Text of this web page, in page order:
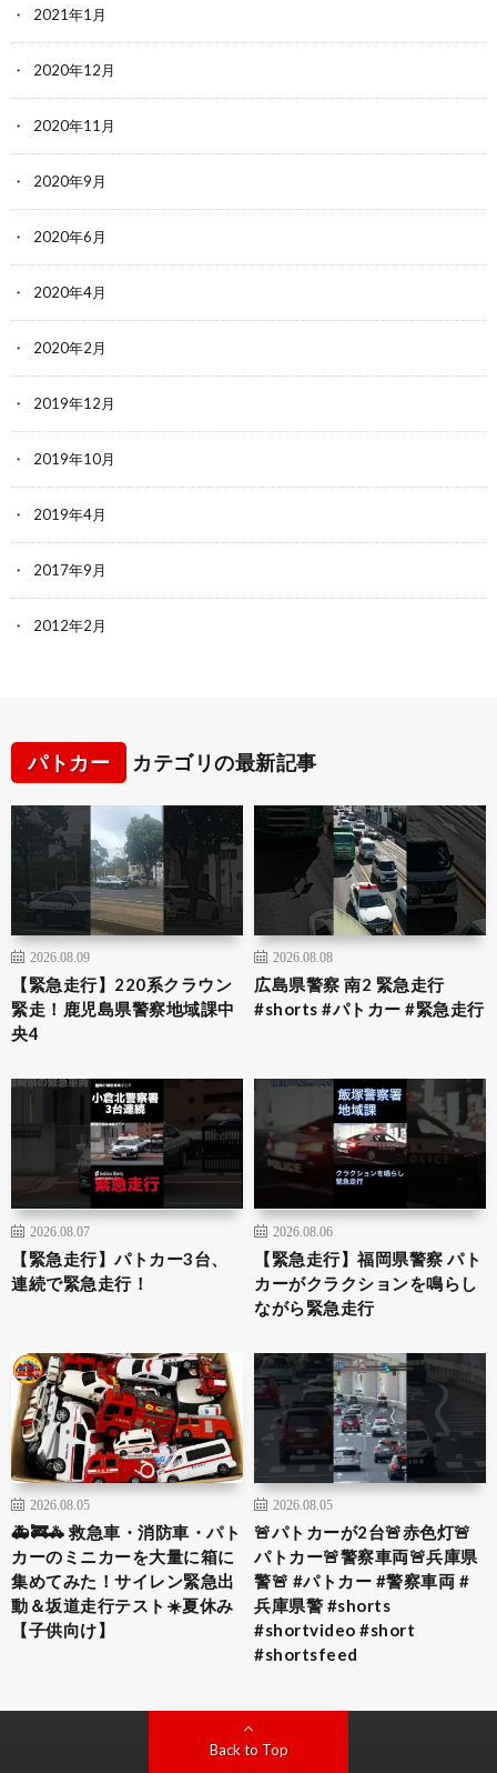
2021年1月
2020年12月
2020年11月
2020年9月
2020年6月
2020年4月
2020年2月
2019年12月
2019年10月
2019年4月
2017年9月
2012年2月
パトカー カテゴリの最新記事
2026.08.09
【緊急走行】220系クラウン
緊走！鹿児島県警察地域課中
央4
2026.08.08
広島県警察 南2 緊急走行
#shorts #パトカー #緊急走行
2026.08.07
【緊急走行】パトカー3台、
連続で緊急走行！
2026.08.06
【緊急走行】福岡県警察 パト
カーがクラクションを鳴らし
ながら緊急走行
2026.08.05
🚑🚒🚓 救急車・消防車・パト
カーのミニカーを大量に箱に
集めてみた！サイレン緊急出
動＆坂道走行テスト☀️夏休み
【子供向け】
2026.08.05
🚨パトカーが2台🚨赤色灯🚨
パトカー🚨警察車両🚨兵庫県
警🚨 #パトカー #警察車両 #
兵庫県警 #shorts
#shortvideo #short
#shortsfeed
Back to Top